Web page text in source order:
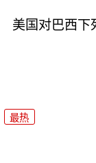
美国对巴西下
最热